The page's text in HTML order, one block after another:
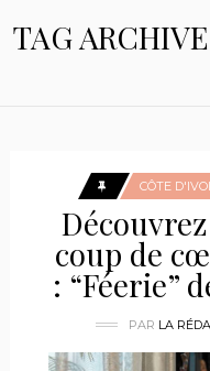
TAG
CÔTE
coup de
: “Féerie”
PAR LA